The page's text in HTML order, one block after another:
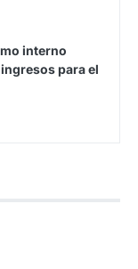
interno
para el